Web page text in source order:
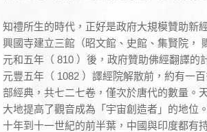
知禮所生的時代，正好是政府大規模贊助新
興國寺建立三館（昭文館、史館、集賢院，
元和五年（ 810 ）後，政府贊助佛經翻譯
元豐五年（ 1082 ）譯經院解散前，約有一
部經典，共七二七卷，僅次於唐代的數量。
大地提高了觀音成為「宇宙創造者」的地位
十年到十一世紀的前半葉，中國與印度都有